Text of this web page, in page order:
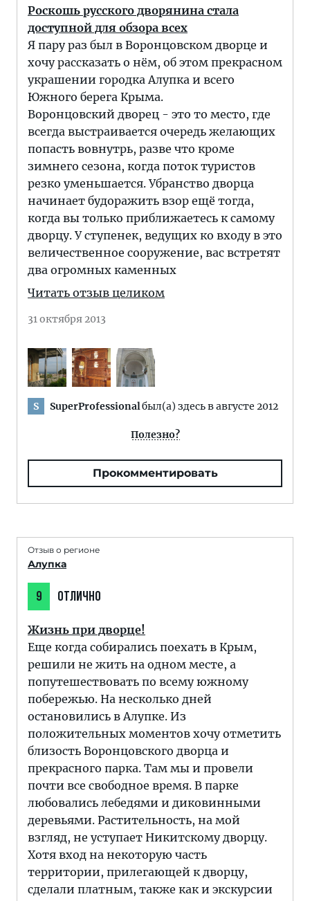
Роскошь русского дворянина стала
доступной для обзора всех
Я пару раз был в Воронцовском дворце и
хочу рассказать о нём, об этом прекрасном
украшении городка Алупка и всего
Южного берега Крыма.
Воронцовский дворец - это то место, где
всегда выстраивается очередь желающих
попасть вовнутрь, разве что кроме
зимнего сезона, когда поток туристов
резко уменьшается. Убранство дворца
начинает будоражить взор ещё тогда,
когда вы только приближаетесь к самому
дворцу. У ступенек, ведущих ко входу в это
величественное сооружение, вас встретят
два огромных каменных
Читать отзыв целиком
31 октября 2013
S SuperProfessionalбыл(а) здесь в августе 2012
Полезно?
Прокомментировать
Отзыв о регионе
Алупка
9 ОТЛИЧНО
Жизнь при дворце!
Еще когда собирались поехать в Крым,
решили не жить на одном месте, а
попутешествовать по всему южному
побережью. На несколько дней
остановились в Алупке. Из
положительных моментов хочу отметить
близость Воронцовского дворца и
прекрасного парка. Там мы и провели
почти все свободное время. В парке
любовались лебедями и диковинными
деревьями. Растительность, на мой
взгляд, не уступает Никитскому дворцу.
Хотя вход на некоторую часть
территории, прилегающей к дворцу,
сделали платным, также как и экскурсии